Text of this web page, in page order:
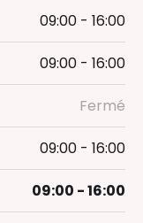
09:00 - 16:00
09:00 - 16:00
Fermé
09:00 - 16:00
09:00 - 16:00